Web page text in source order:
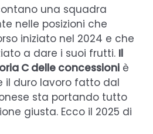
una squadra
nelle posizioni che
iniziato nel 2024 e che
a dare i suoi frutti. Il
C delle concessioni è
il duro lavoro fatto dal
sta portando tutto
giusta. Ecco il 2025 di